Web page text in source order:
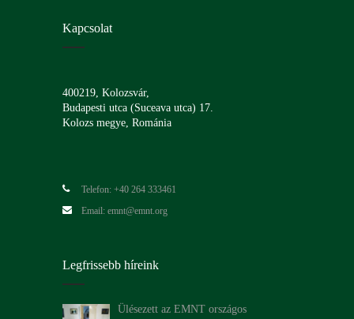
Kapcsolat
400219, Kolozsvár,
Budapesti utca (Suceava utca) 17.
Kolozs megye, Románia
Telefon: +40 264 333461
Email: emnt@emnt.org
Legfrissebb híreink
Ülésezett az EMNT országos